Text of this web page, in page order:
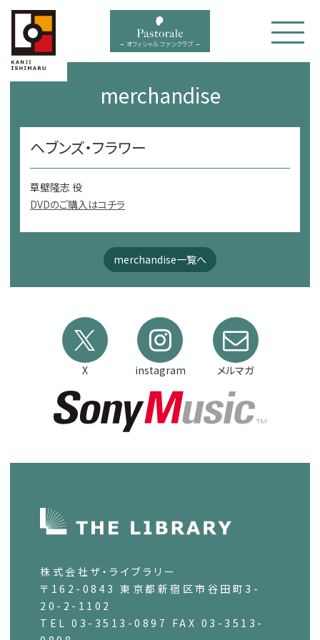
menu オフィシャル ファンクラブ
merchandise
ヘブンズ・フラワー
草壁隆志 役
DVDのご購入はコチラ
merchandise一覧へ
X instagram メルマガ
株式会社ザ・ライブラリー
〒162-0843 東京都新宿区市谷田町3-
20-2-1102
TEL 03-3513-0897 FAX 03-3513-